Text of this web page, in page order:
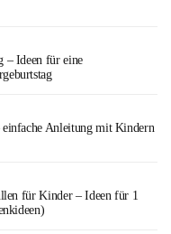
– Ideen für eine
Anleitung mit Kindern
für Kinder – Ideen für 1